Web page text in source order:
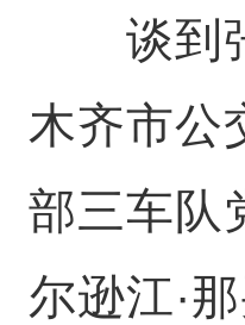
谈到张
木齐市公
部三车队
尔逊江·